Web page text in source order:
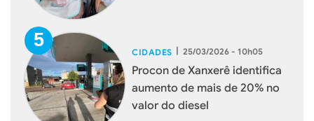
CIDADES | 25/03/2026 - 10h05
Procon de Xanxerê identifica
aumento de mais de 20% no
valor do diesel